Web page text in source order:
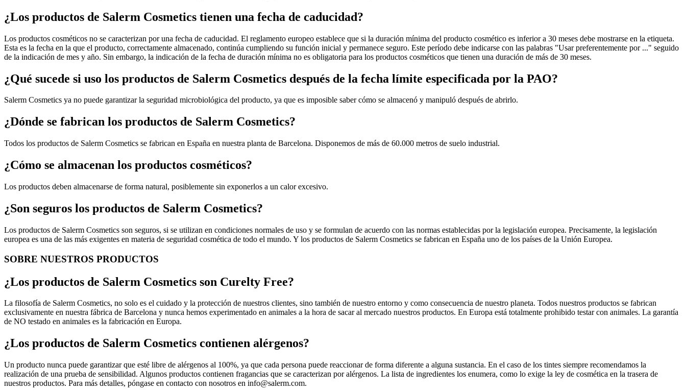
¿Los productos de Salerm Cosmetics tienen una fecha de caducidad?
Los productos cosméticos no se caracterizan por una fecha de caducidad. El reglamento europeo establece que si la duración mínima del producto cosmético es inferior a 30 meses debe mostrarse en la etiqueta.
Esta es la fecha en la que el producto, correctamente almacenado, continúa cumpliendo su función inicial y permanece seguro. Este período debe indicarse con las palabras "Usar preferentemente por ..." seguido
de la indicación de mes y año. Sin embargo, la indicación de la fecha de duración mínima no es obligatoria para los productos cosméticos que tienen una duración de más de 30 meses.
¿Qué sucede si uso los productos de Salerm Cosmetics después de la fecha límite especificada por la PAO?
Salerm Cosmetics ya no puede garantizar la seguridad microbiológica del producto, ya que es imposible saber cómo se almacenó y manipuló después de abrirlo.
¿Dónde se fabrican los productos de Salerm Cosmetics?
Todos los productos de Salerm Cosmetics se fabrican en España en nuestra planta de Barcelona. Disponemos de más de 60.000 metros de suelo industrial.
¿Cómo se almacenan los productos cosméticos?
Los productos deben almacenarse de forma natural, posiblemente sin exponerlos a un calor excesivo.
¿Son seguros los productos de Salerm Cosmetics?
Los productos de Salerm Cosmetics son seguros, si se utilizan en condiciones normales de uso y se formulan de acuerdo con las normas establecidas por la legislación europea. Precisamente, la legislación
europea es una de las más exigentes en materia de seguridad cosmética de todo el mundo. Y los productos de Salerm Cosmetics se fabrican en España uno de los países de la Unión Europea.
SOBRE NUESTROS PRODUCTOS
¿Los productos de Salerm Cosmetics son Curelty Free?
La filosofía de Salerm Cosmetics, no solo es el cuidado y la protección de nuestros clientes, sino también de nuestro entorno y como consecuencia de nuestro planeta. Todos nuestros productos se fabrican
exclusivamente en nuestra fábrica de Barcelona y nunca hemos experimentado en animales a la hora de sacar al mercado nuestros productos. En Europa está totalmente prohibido testar con animales. La garantía
de NO testado en animales es la fabricación en Europa.
¿Los productos de Salerm Cosmetics contienen alérgenos?
Un producto nunca puede garantizar que esté libre de alérgenos al 100%, ya que cada persona puede reaccionar de forma diferente a alguna sustancia. En el caso de los tintes siempre recomendamos la
realización de una prueba de sensibilidad. Algunos productos contienen fragancias que se caracterizan por alérgenos. La lista de ingredientes los enumera, como lo exige la ley de cosmética en la trasera de
nuestros productos. Para más detalles, póngase en contacto con nosotros en info@salerm.com.